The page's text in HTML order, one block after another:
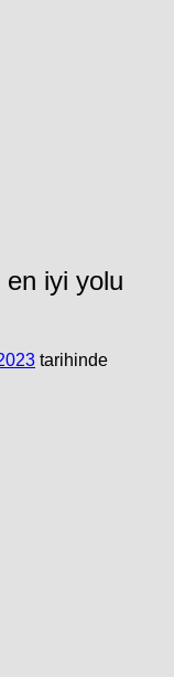
en iyi yolu
tarihinde